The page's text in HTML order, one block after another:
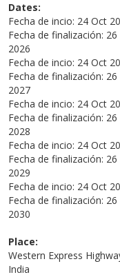
Dates:
Fecha de incio: 24 Oct
Fecha de finalización:
2026
Fecha de incio: 24 Oct
Fecha de finalización:
2027
Fecha de incio: 24 Oct
Fecha de finalización:
2028
Fecha de incio: 24 Oct
Fecha de finalización:
2029
Fecha de incio: 24 Oct
Fecha de finalización:
2030
Place:
Western Express
India